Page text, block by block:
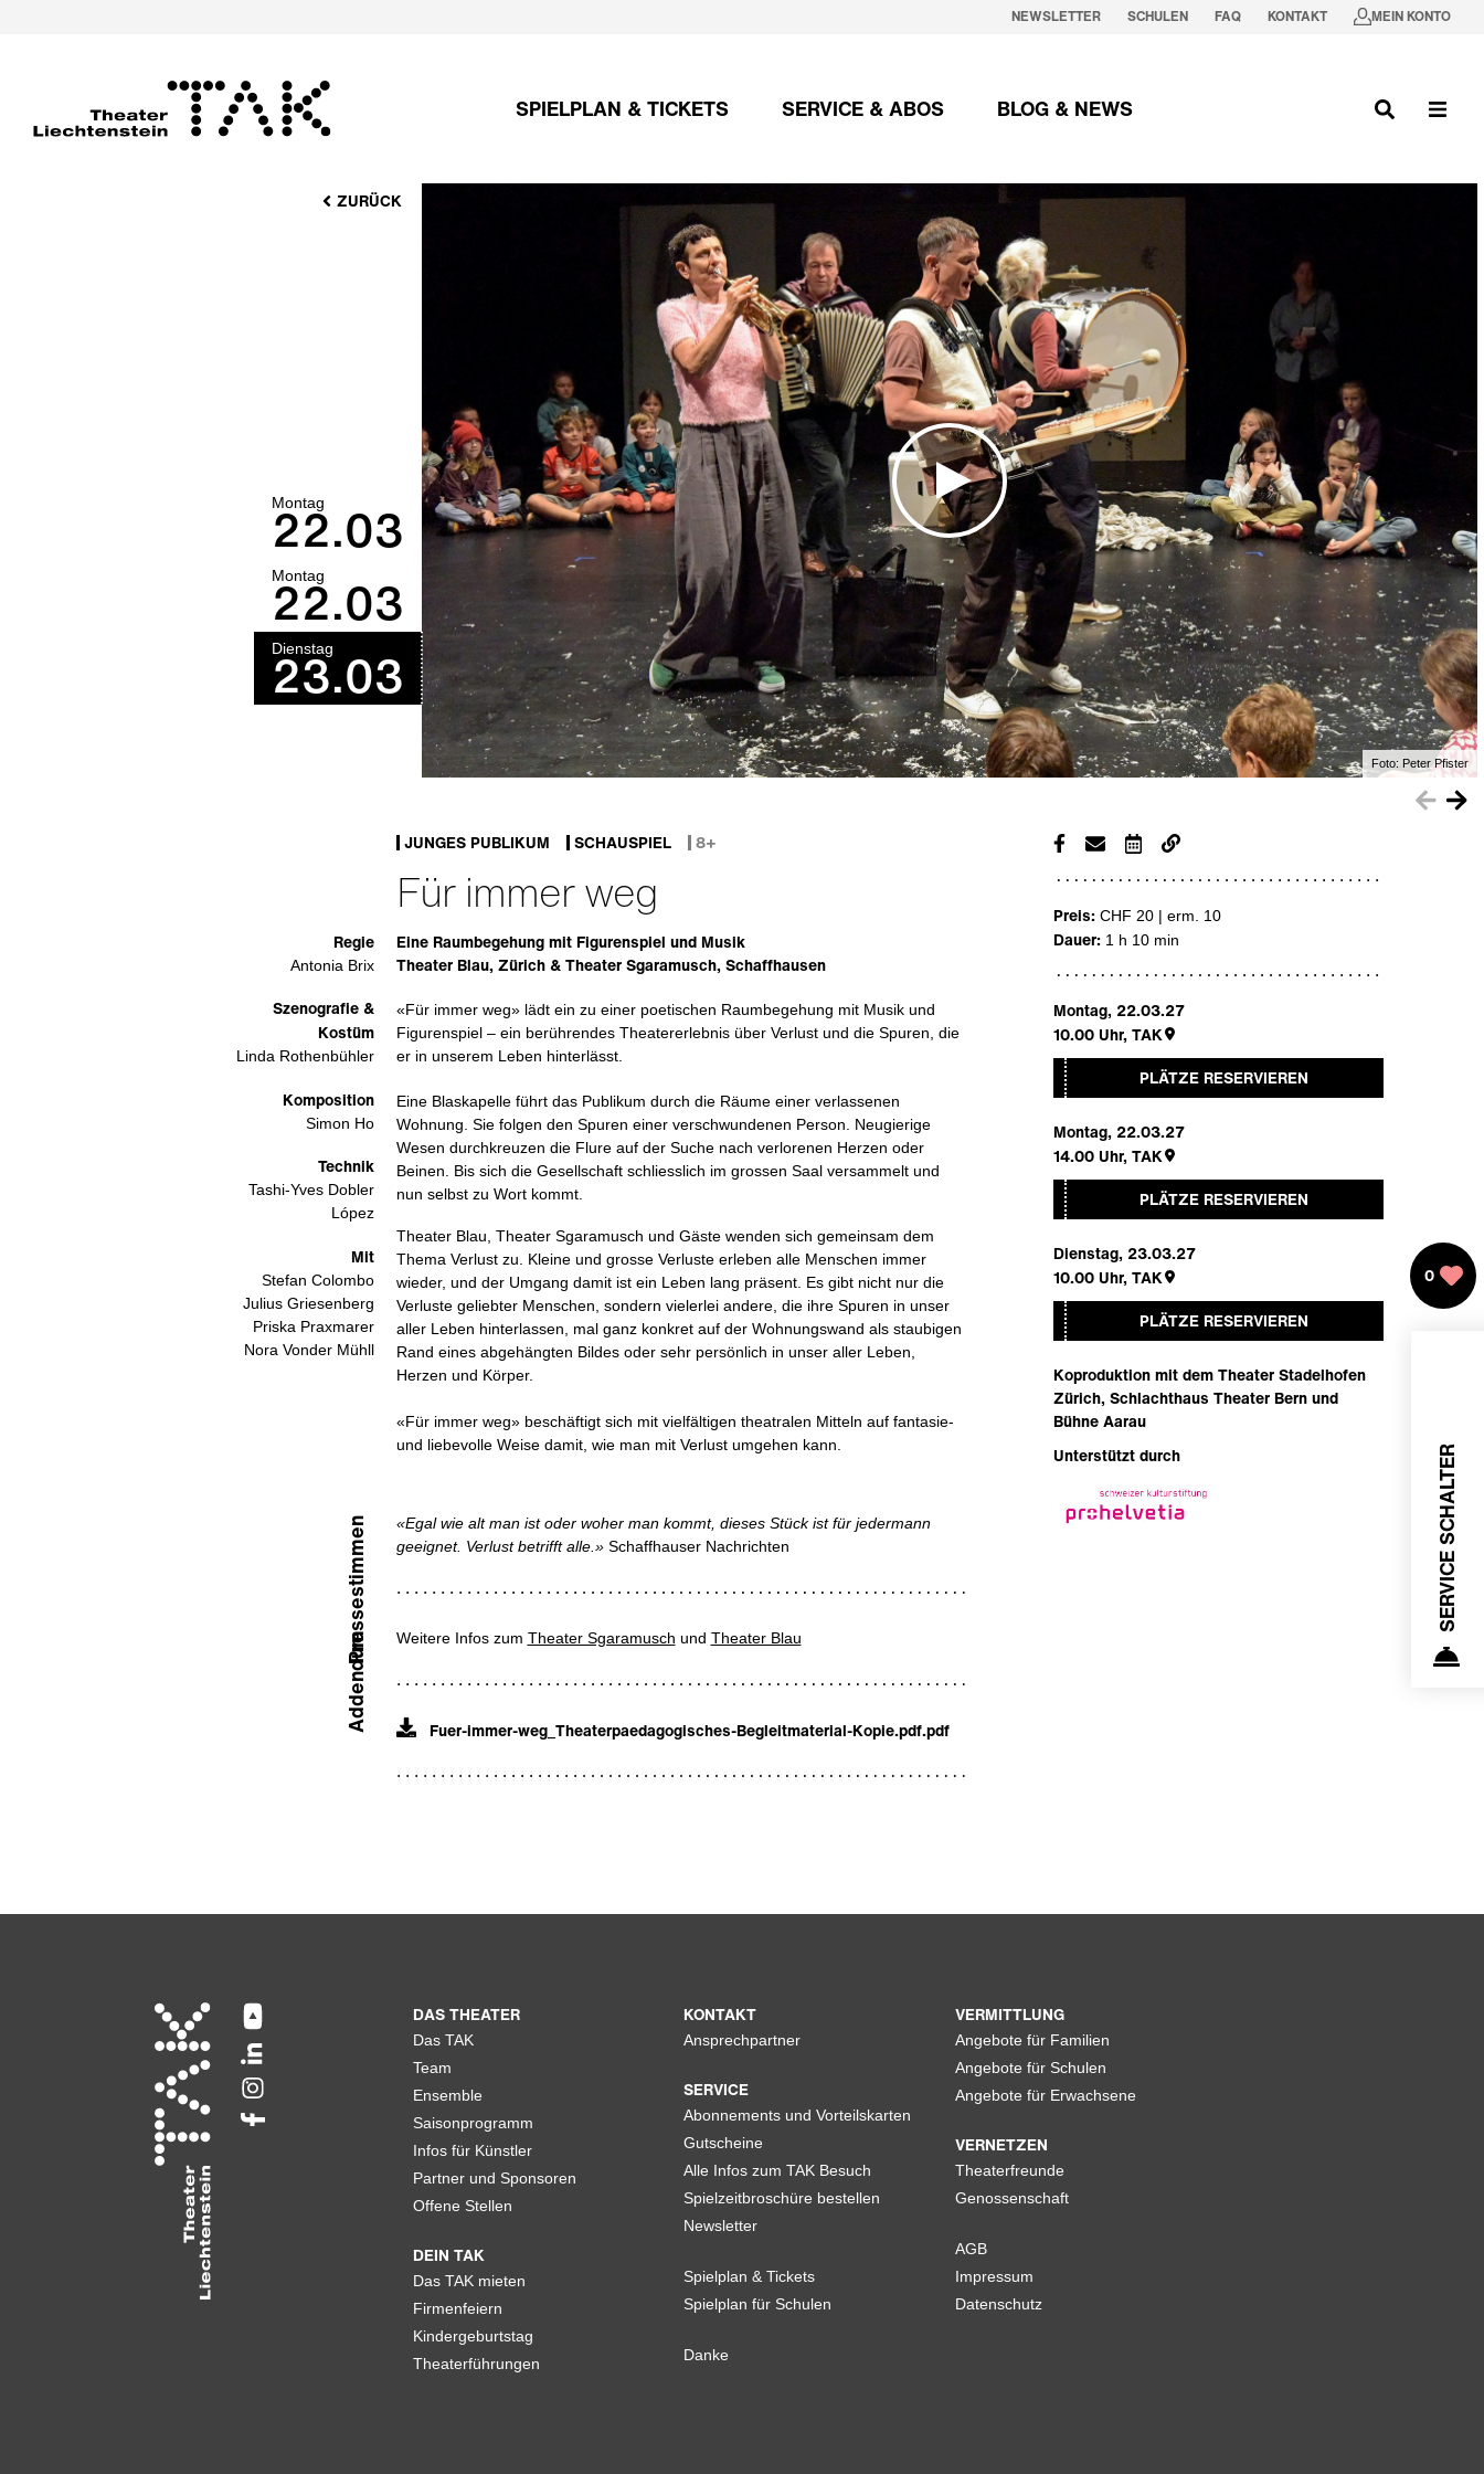
NEWSLETTER SCHULEN FAQ KONTAKT MEIN KONTO
SPIELPLAN & TICKETS SERVICE & ABOS BLOG & NEWS
ZURÜCK
Montag
22.03
Montag
22.03
Dienstag
23.03
Foto: Peter Pfister
JUNGES PUBLIKUM SCHAUSPIEL 8+
Für immer weg
Eine Raumbegehung mit Figurenspiel und Musik
Theater Blau, Zürich & Theater Sgaramusch, Schaffhausen
«Für immer weg» lädt ein zu einer poetischen Raumbegehung mit Musik und
Figurenspiel – ein berührendes Theatererlebnis über Verlust und die Spuren, die
er in unserem Leben hinterlässt.
Eine Blaskapelle führt das Publikum durch die Räume einer verlassenen
Wohnung. Sie folgen den Spuren einer verschwundenen Person. Neugierige
Wesen durchkreuzen die Flure auf der Suche nach verlorenen Herzen oder
Beinen. Bis sich die Gesellschaft schliesslich im grossen Saal versammelt und
nun selbst zu Wort kommt.
Theater Blau, Theater Sgaramusch und Gäste wenden sich gemeinsam dem
Thema Verlust zu. Kleine und grosse Verluste erleben alle Menschen immer
wieder, und der Umgang damit ist ein Leben lang präsent. Es gibt nicht nur die
Verluste geliebter Menschen, sondern vielerlei andere, die ihre Spuren in unser
aller Leben hinterlassen, mal ganz konkret auf der Wohnungswand als staubigen
Rand eines abgehängten Bildes oder sehr persönlich in unser aller Leben,
Herzen und Körper.
«Für immer weg» beschäftigt sich mit vielfältigen theatralen Mitteln auf fantasie-
und liebevolle Weise damit, wie man mit Verlust umgehen kann.
Regie
Antonia Brix
Szenografie &
Kostüm
Linda Rothenbühler
Komposition
Simon Ho
Technik
Tashi-Yves Dobler
López
Mit
Stefan Colombo
Julius Griesenberg
Priska Praxmarer
Nora Vonder Mühll
Pressestimmen
«Egal wie alt man ist oder woher man kommt, dieses Stück ist für jedermann
geeignet. Verlust betrifft alle.» Schaffhauser Nachrichten
Addendum Weitere Infos zum Theater Sgaramusch und Theater Blau
Fuer-immer-weg_Theaterpaedagogisches-Begleitmaterial-Kopie.pdf.pdf
Preis: CHF 20 | erm. 10
Dauer: 1 h 10 min
Montag, 22.03.27
10.00 Uhr,TAK
PLÄTZE RESERVIEREN
Montag, 22.03.27
14.00 Uhr,TAK
PLÄTZE RESERVIEREN
Dienstag, 23.03.27
10.00 Uhr,TAK
PLÄTZE RESERVIEREN
Koproduktion mit dem Theater Stadelhofen
Zürich, Schlachthaus Theater Bern und
Bühne Aarau
Unterstützt durch
SERVICE SCHALTER
0
DAS THEATER
Das TAK
Team
Ensemble
Saisonprogramm
Infos für Künstler
Partner und Sponsoren
Offene Stellen
DEIN TAK
Das TAK mieten
Firmenfeiern
Kindergeburtstag
Theaterführungen
KONTAKT
Ansprechpartner
SERVICE
Abonnements und Vorteilskarten
Gutscheine
Alle Infos zum TAK Besuch
Spielzeitbroschüre bestellen
Newsletter
Spielplan & Tickets
Spielplan für Schulen
Danke
VERMITTLUNG
Angebote für Familien
Angebote für Schulen
Angebote für Erwachsene
VERNETZEN
Theaterfreunde
Genossenschaft
AGB
Impressum
Datenschutz